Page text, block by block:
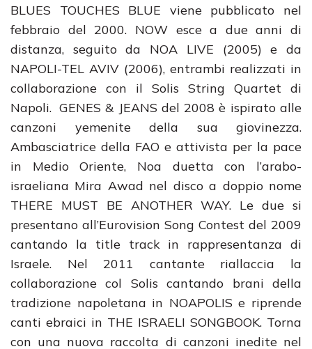
BLUES TOUCHES BLUE viene pubblicato nel
febbraio del 2000. NOW esce a due anni di
distanza, seguito da NOA LIVE (2005) e da
NAPOLI-TEL AVIV (2006), entrambi realizzati in
collaborazione con il Solis String Quartet di
Napoli. GENES & JEANS del 2008 è ispirato alle
canzoni yemenite della sua giovinezza.
Ambasciatrice della FAO e attivista per la pace
in Medio Oriente, Noa duetta con l’arabo-
israeliana Mira Awad nel disco a doppio nome
THERE MUST BE ANOTHER WAY. Le due si
presentano all’Eurovision Song Contest del 2009
cantando la title track in rappresentanza di
Israele. Nel 2011 cantante riallaccia la
collaborazione col Solis cantando brani della
tradizione napoletana in NOAPOLIS e riprende
canti ebraici in THE ISRAELI SONGBOOK. Torna
con una nuova raccolta di canzoni inedite nel